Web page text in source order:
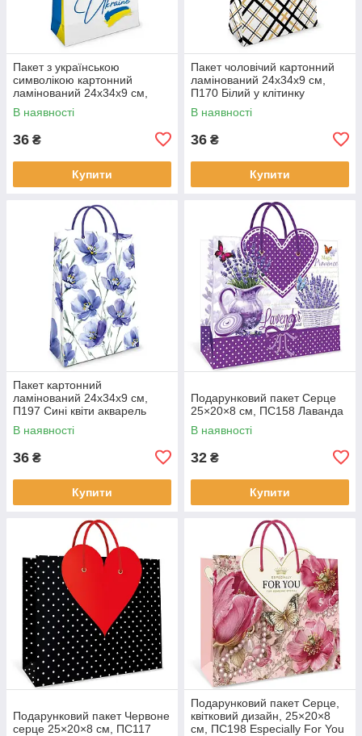
Пакет з українською
символікою картонний
ламінований 24х34х9 см,
П196 Тризуб з волошками
В наявності
36 ₴
Купити
Пакет чоловічий картонний
ламінований 24х34х9 см,
П170 Білий у клітинку
В наявності
36 ₴
Купити
Пакет картонний
ламінований 24х34х9 см,
П197 Сині квіти акварель
В наявності
36 ₴
Купити
Подарунковий пакет Серце
25×20×8 см, ПС158 Лаванда
В наявності
32 ₴
Купити
Подарунковий пакет Червоне
серце 25×20×8 см, ПС117
Подарунковий пакет Серце,
квітковий дизайн, 25×20×8
см, ПС198 Especially For You